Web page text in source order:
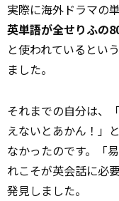
実際に海外ドラマの
英単語が全せりふの
と使われているとい
ました。
それまでの自分は、
えないとあかん！」
なかったのです。「
れこそが英会話に必
発見しました。